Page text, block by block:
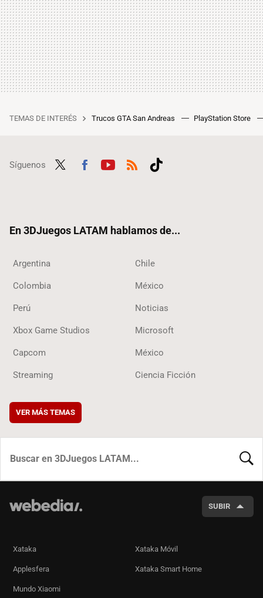
TEMAS DE INTERÉS Trucos GTA San Andreas PlayStation Store
Síguenos
En 3DJuegos LATAM hablamos de...
Argentina Chile
Colombia México
Perú Noticias
Xbox Game Studios Microsoft
Capcom México
Streaming Ciencia Ficción
VER MÁS TEMAS
SUBIR
Xataka Xataka Móvil
Applesfera Xataka Smart Home
Mundo Xiaomi